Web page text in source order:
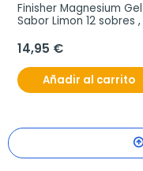
Finisher Magnesium Gel
Sabor Limon 12 sobres ,
14,95 €
Añadir al carrito